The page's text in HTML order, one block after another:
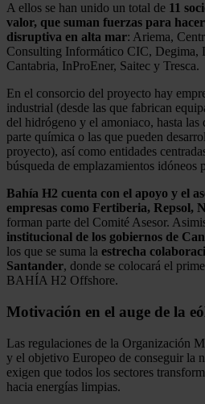
A ellos se han unido un total de 11
valor, que suman fuerzas para
disruptiva en alta mar: Ariema,
Consulting Informático CIC, Degima,
Cantabria, InProEner, Saitec y Tresca.
En el consorcio del proyecto hay
industrial (desde las que fabrican
del hidrógeno y el amoniaco, hasta las
parte química o las que pueden
proyecto), así como entidades
búsqueda de emplazamientos idóneos
Bahía H2 cuenta con el apoyo y el
empresas como Fertiberia, Repsol,
forman parte del Comité Asesor.
institucional de los gobiernos de
los que se suma la estrecha
Santander, donde se colocará el
BAHÍA H2 Offshore.
Motivación en el auge de la
Las regulaciones de la Organización
y el objetivo Europeo de conseguir la
exigen que todos los sectores
hacia energías limpias.